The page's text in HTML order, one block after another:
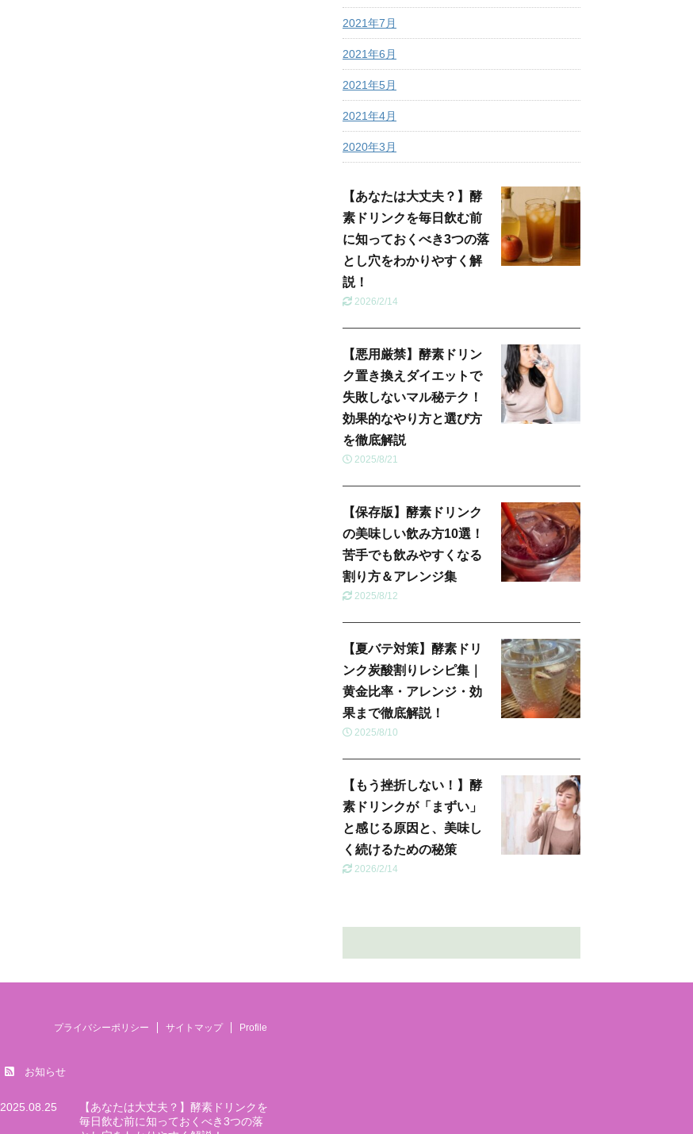
2021年7月
2021年6月
2021年5月
2021年4月
2020年3月
【あなたは大丈夫？】酵
素ドリンクを毎日飲む前
に知っておくべき3つの落
とし穴をわかりやすく解
説！
2026/2/14
【悪用厳禁】酵素ドリン
ク置き換えダイエットで
失敗しないマル秘テク！
効果的なやり方と選び方
を徹底解説
2025/8/21
【保存版】酵素ドリンク
の美味しい飲み方10選！
苦手でも飲みやすくなる
割り方＆アレンジ集
2025/8/12
【夏バテ対策】酵素ドリ
ンク炭酸割りレシピ集｜
黄金比率・アレンジ・効
果まで徹底解説！
2025/8/10
【もう挫折しない！】酵
素ドリンクが「まずい」
と感じる原因と、美味し
く続けるための秘策
2026/2/14
プライバシーポリシー サイトマップ Profile
お知らせ
2025.08.25
【あなたは大丈夫？】酵素ドリンクを
毎日飲む前に知っておくべき3つの落